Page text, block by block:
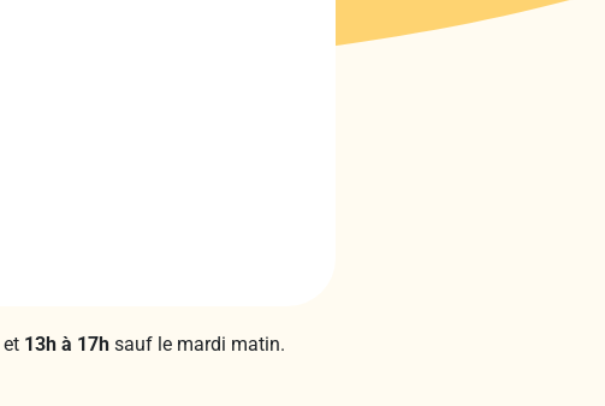
et 13h à 17h sauf le mardi matin.